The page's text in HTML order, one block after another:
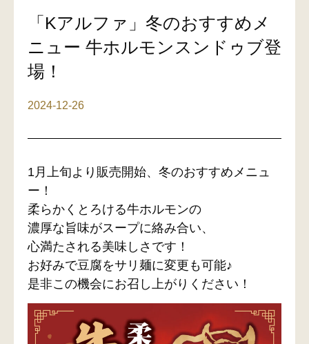
「Kアルファ」冬のおすすめメ
ニュー 牛ホルモンスンドゥブ登
場！
2024-12-26
1月上旬より販売開始、冬のおすすめメニュ
ー！
柔らかくとろける牛ホルモンの
濃厚な旨味がスープに絡み合い、
心満たされる美味しさです！
お好みで豆腐をサリ麺に変更も可能♪
是非この機会にお召し上がりください！